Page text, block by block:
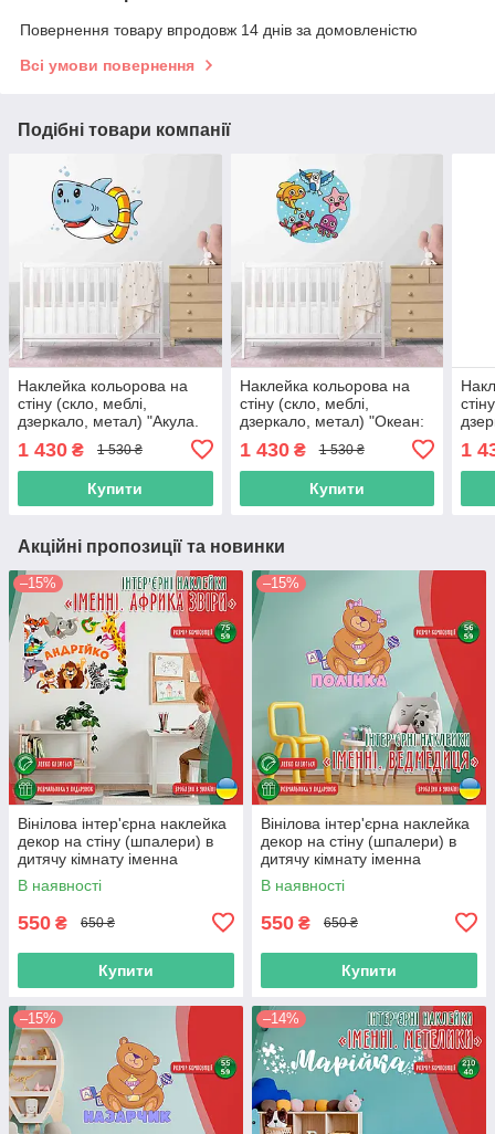
Повернення товару впродовж 14 днів за домовленістю
Всі умови повернення
Подібні товари компанії
Наклейка кольорова на
стіну (скло, меблі,
дзеркало, метал) "Акула.
Підводний світ" з оракалу
1 430 ₴ 1 530 ₴
Купити
Наклейка кольорова на
стіну (скло, меблі,
дзеркало, метал) "Океан:
зірка, птах" з оракалу
1 430₴ 1 530 ₴
Купити
з
1
Акційні пропозиції та новинки
–15%
Вінілова інтер'єрна наклейка
декор на стіну (шпалери) в
дитячу кімнату іменна
"Африка" з Оракалу
В наявності
550 ₴ 650 ₴
Купити
–15%
Вінілова інтер'єрна наклейка
декор на стіну (шпалери) в
дитячу кімнату іменна
"Ведмедиця" з Оракалу
В наявності
550 ₴ 650 ₴
Купити
–15% –14%